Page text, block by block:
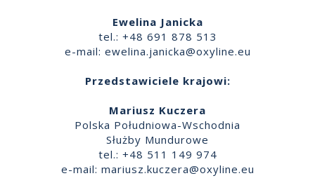
Ewelina Janicka
tel.: +48 691 878 513
e-mail: ewelina.janicka@oxyline.eu
Przedstawiciele krajowi:
Mariusz Kuczera
Polska Południowa-Wschodnia
Służby Mundurowe
tel.: +48 511 149 974
e-mail: mariusz.kuczera@oxyline.eu